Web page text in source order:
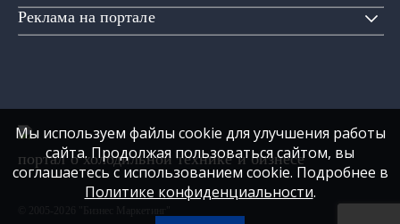
Реклама на портале
портал о холодильной технике и бизнесе
Мы используем файлы cookie для улучшения работы
сайта. Продолжая пользоваться сайтом, вы
соглашаетесь с использованием cookie. Подробнее в
Политике конфиденциальности.